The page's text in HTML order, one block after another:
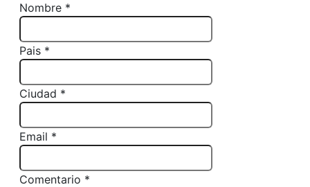
Nombre *
Pais *
Ciudad *
Email *
Comentario *